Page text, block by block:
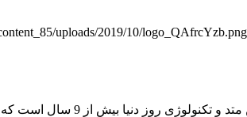
uploads/2019/10/logo_QAfrcYzb.png
بیش از 9 سال است که مشغول فعالیت است.